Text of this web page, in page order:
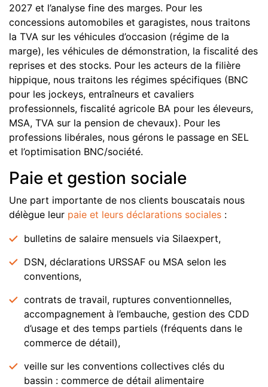
2027 et l’analyse fine des marges. Pour les
concessions automobiles et garagistes, nous traitons
la TVA sur les véhicules d’occasion (régime de la
marge), les véhicules de démonstration, la fiscalité des
reprises et des stocks. Pour les acteurs de la filière
hippique, nous traitons les régimes spécifiques (BNC
pour les jockeys, entraîneurs et cavaliers
professionnels, fiscalité agricole BA pour les éleveurs,
MSA, TVA sur la pension de chevaux). Pour les
professions libérales, nous gérons le passage en SEL
et l’optimisation BNC/société.
Paie et gestion sociale
Une part importante de nos clients bouscatais nous
délègue leur paie et leurs déclarations sociales :
bulletins de salaire mensuels via Silaexpert,
DSN, déclarations URSSAF ou MSA selon les
conventions,
contrats de travail, ruptures conventionnelles,
accompagnement à l’embauche, gestion des CDD
d’usage et des temps partiels (fréquents dans le
commerce de détail),
veille sur les conventions collectives clés du
bassin : commerce de détail alimentaire